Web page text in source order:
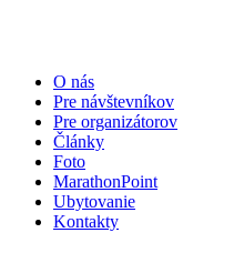
O nás
Pre návštevníkov
Pre organizátorov
Články
Foto
MarathonPoint
Ubytovanie
Kontakty